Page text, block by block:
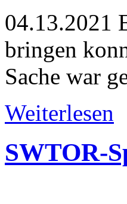
04.13.2021
bringen
Sache war
Weiterlesen
SWTOR-